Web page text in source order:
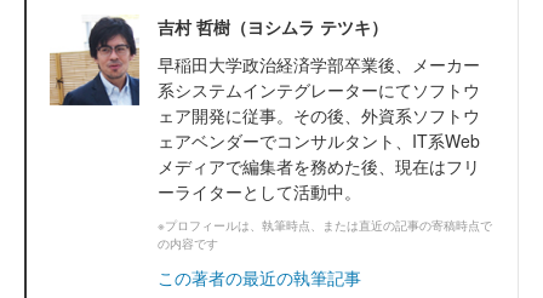
吉村 哲樹（ヨシムラ テツキ）
早稲田大学政治経済学部卒業後、メーカー
系システムインテグレーターにてソフトウ
ェア開発に従事。その後、外資系ソフトウ
ェアベンダーでコンサルタント、IT系Web
メディアで編集者を務めた後、現在はフリ
ーライターとして活動中。
※プロフィールは、執筆時点、または直近の記事の寄稿時点で
の内容です
この著者の最近の執筆記事